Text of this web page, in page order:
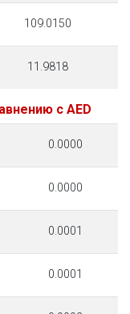
109.0150
11.9818
с AED
0.0000
0.0000
0.0001
0.0001